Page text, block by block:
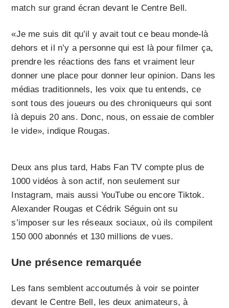
match sur grand écran devant le Centre Bell.
«Je me suis dit qu’il y avait tout ce beau monde-là
dehors et il n’y a personne qui est là pour filmer ça,
prendre les réactions des fans et vraiment leur
donner une place pour donner leur opinion. Dans les
médias traditionnels, les voix que tu entends, ce
sont tous des joueurs ou des chroniqueurs qui sont
là depuis 20 ans. Donc, nous, on essaie de combler
le vide», indique Rougas.
Deux ans plus tard, Habs Fan TV compte plus de
1000 vidéos à son actif, non seulement sur
Instagram, mais aussi YouTube ou encore Tiktok.
Alexander Rougas et Cédrik Séguin ont su
s’imposer sur les réseaux sociaux, où ils compilent
150 000 abonnés et 130 millions de vues.
Une présence remarquée
Les fans semblent accoutumés à voir se pointer
devant le Centre Bell, les deux animateurs, à